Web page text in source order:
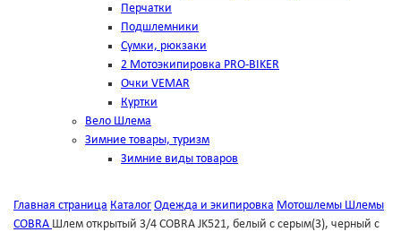
Перчатки
Подшлемники
Сумки, рюкзаки
2 Мотоэкипировка PRO-BIKER
Очки VEMAR
Куртки
Вело Шлема
Зимние товары, туризм
Зимние виды товаров
Главная страница Каталог Одежда и экипировка Мотошлемы Шлемы
COBRA Шлем открытый 3/4 COBRA JK521, белый с серым(3), черный с